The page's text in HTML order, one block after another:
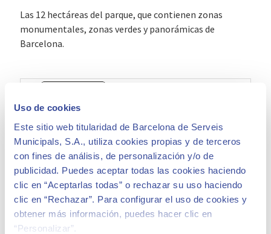
Uso de cookies
Este sitio web titularidad de Barcelona de Serveis
Municipals, S.A., utiliza cookies propias y de terceros
con fines de análisis, de personalización y/o de
publicidad. Puedes aceptar todas las cookies haciendo
clic en “Aceptarlas todas” o rechazar su uso haciendo
clic en “Rechazar”. Para configurar el uso de cookies y
obtener más información, puedes hacer clic en
“Personalizar”.
Las 12 hectáreas del parque, que contienen zonas
monumentales, zonas verdes y panorámicas de
Barcelona.